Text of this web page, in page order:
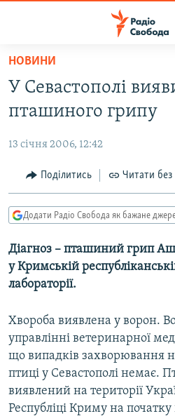
Перейти
основного
матеріалу
до
навігації
Перейти
до
ПОЛІТИКА
ЕКОНОМІКА
КУЛЬТУРА
СПОРТ
УКРАЇНА
ВІЙНА
РОСІЙСЬКА «ФІЛЬТРАЦІЯ»
КРИМ.РЕАЛІЇ
ТИ ЯК?
СХЕМИ
МУЛЬТИМЕДІА
ФОТО
СПЕЦПРОЄКТИ
ПОДКАСТИ
НОВИНИ
У Севастополі
пташиного грипу
13 січня 2006, 12:42
Поділитись Читати без
Додати Радіо Свобода як бажане
Діагноз – пташиний грип
у Кримській
лабораторії.
Хвороба виявлена у ворон.
управлінні ветеринарної
що випадків захворювання
птиці у Севастополі немає.
виявлений на території
Республіці Криму на